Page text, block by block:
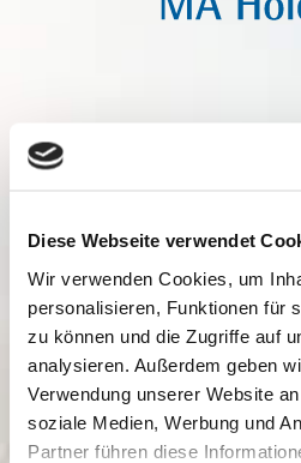
Diese Webseite verwendet
Wir verwenden Cookies, um
personalisieren, Funktionen für
zu können und die Zugriffe auf
analysieren. Außerdem geben
Verwendung unserer Website
soziale Medien, Werbung und
Partner führen diese